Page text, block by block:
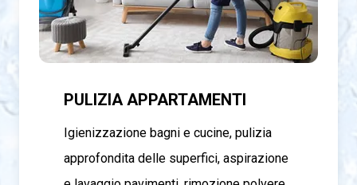
PULIZIA APPARTAMENTI
Igienizzazione bagni e cucine, pulizia
approfondita delle superfici, aspirazione